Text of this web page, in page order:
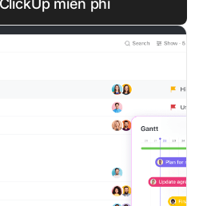
miễn phí